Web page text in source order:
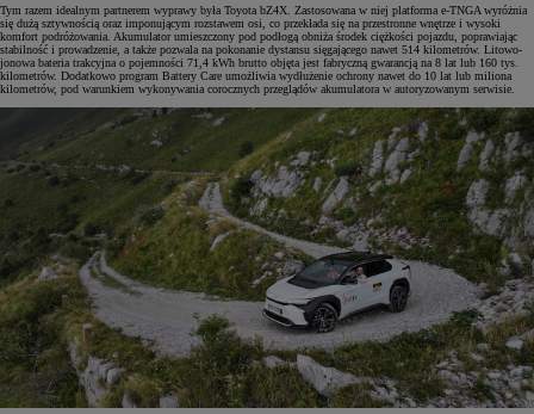
Tym razem idealnym partnerem wyprawy była Toyota bZ4X. Zastosowana w niej platforma e-TNGA wyróżnia
się dużą sztywnością oraz imponującym rozstawem osi, co przekłada się na przestronne wnętrze i wysoki
komfort podróżowania. Akumulator umieszczony pod podłogą obniża środek ciężkości pojazdu, poprawiając
stabilność i prowadzenie, a także pozwala na pokonanie dystansu sięgającego nawet 514 kilometrów. Litowo-
jonowa bateria trakcyjna o pojemności 71,4 kWh brutto objęta jest fabryczną gwarancją na 8 lat lub 160 tys.
kilometrów. Dodatkowo program Battery Care umożliwia wydłużenie ochrony nawet do 10 lat lub miliona
kilometrów, pod warunkiem wykonywania corocznych przeglądów akumulatora w autoryzowanym serwisie.